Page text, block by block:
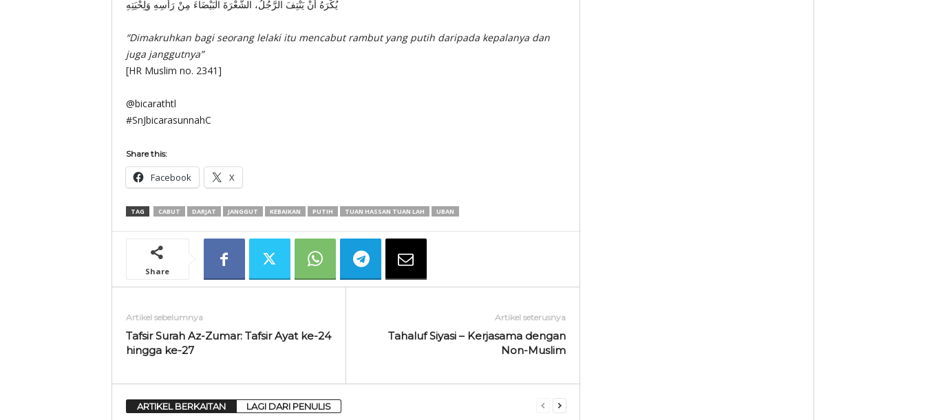
يُكْرَهُ أَنْ يَنْتِفَ الرَّجُلُ، الشَّعْرَةَ الْبَيْضَاءَ مِنْ رَأْسِهِ وَلِحْيَتِهِ
“Dimakruhkan bagi seorang lelaki itu mencabut rambut yang putih daripada kepalanya dan
juga janggutnya”
[HR Muslim no. 2341]
@bicarathtl
#SnJbicarasunnahC
Share this:
Facebook X
TAG CABUT DARJAT JANGGUT KEBAIKAN PUTIH TUAN HASSAN TUAN LAH UBAN
Share
Artikel sebelumnya
Tafsir Surah Az-Zumar: Tafsir Ayat ke-24
hingga ke-27
Artikel seterusnya
Tahaluf Siyasi – Kerjasama dengan
Non-Muslim
ARTIKEL BERKAITAN LAGI DARI PENULIS